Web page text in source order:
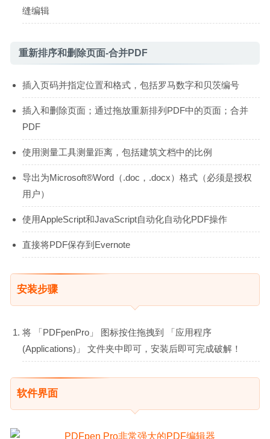
缝编辑
重新排序和删除页面-合并PDF
插入页码并指定位置和格式，包括罗马数字和贝茨编号
插入和删除页面；通过拖放重新排列PDF中的页面；合并
PDF
使用测量工具测量距离，包括建筑文档中的比例
导出为Microsoft®Word（.doc，.docx）格式（必须是授权
用户）
使用AppleScript和JavaScript自动化自动化PDF操作
直接将PDF保存到Evernote
安装步骤
将 「PDFpenPro」 图标按住拖拽到 「应用程序
(Applications)」 文件夹中即可，安装后即可完成破解！
软件界面